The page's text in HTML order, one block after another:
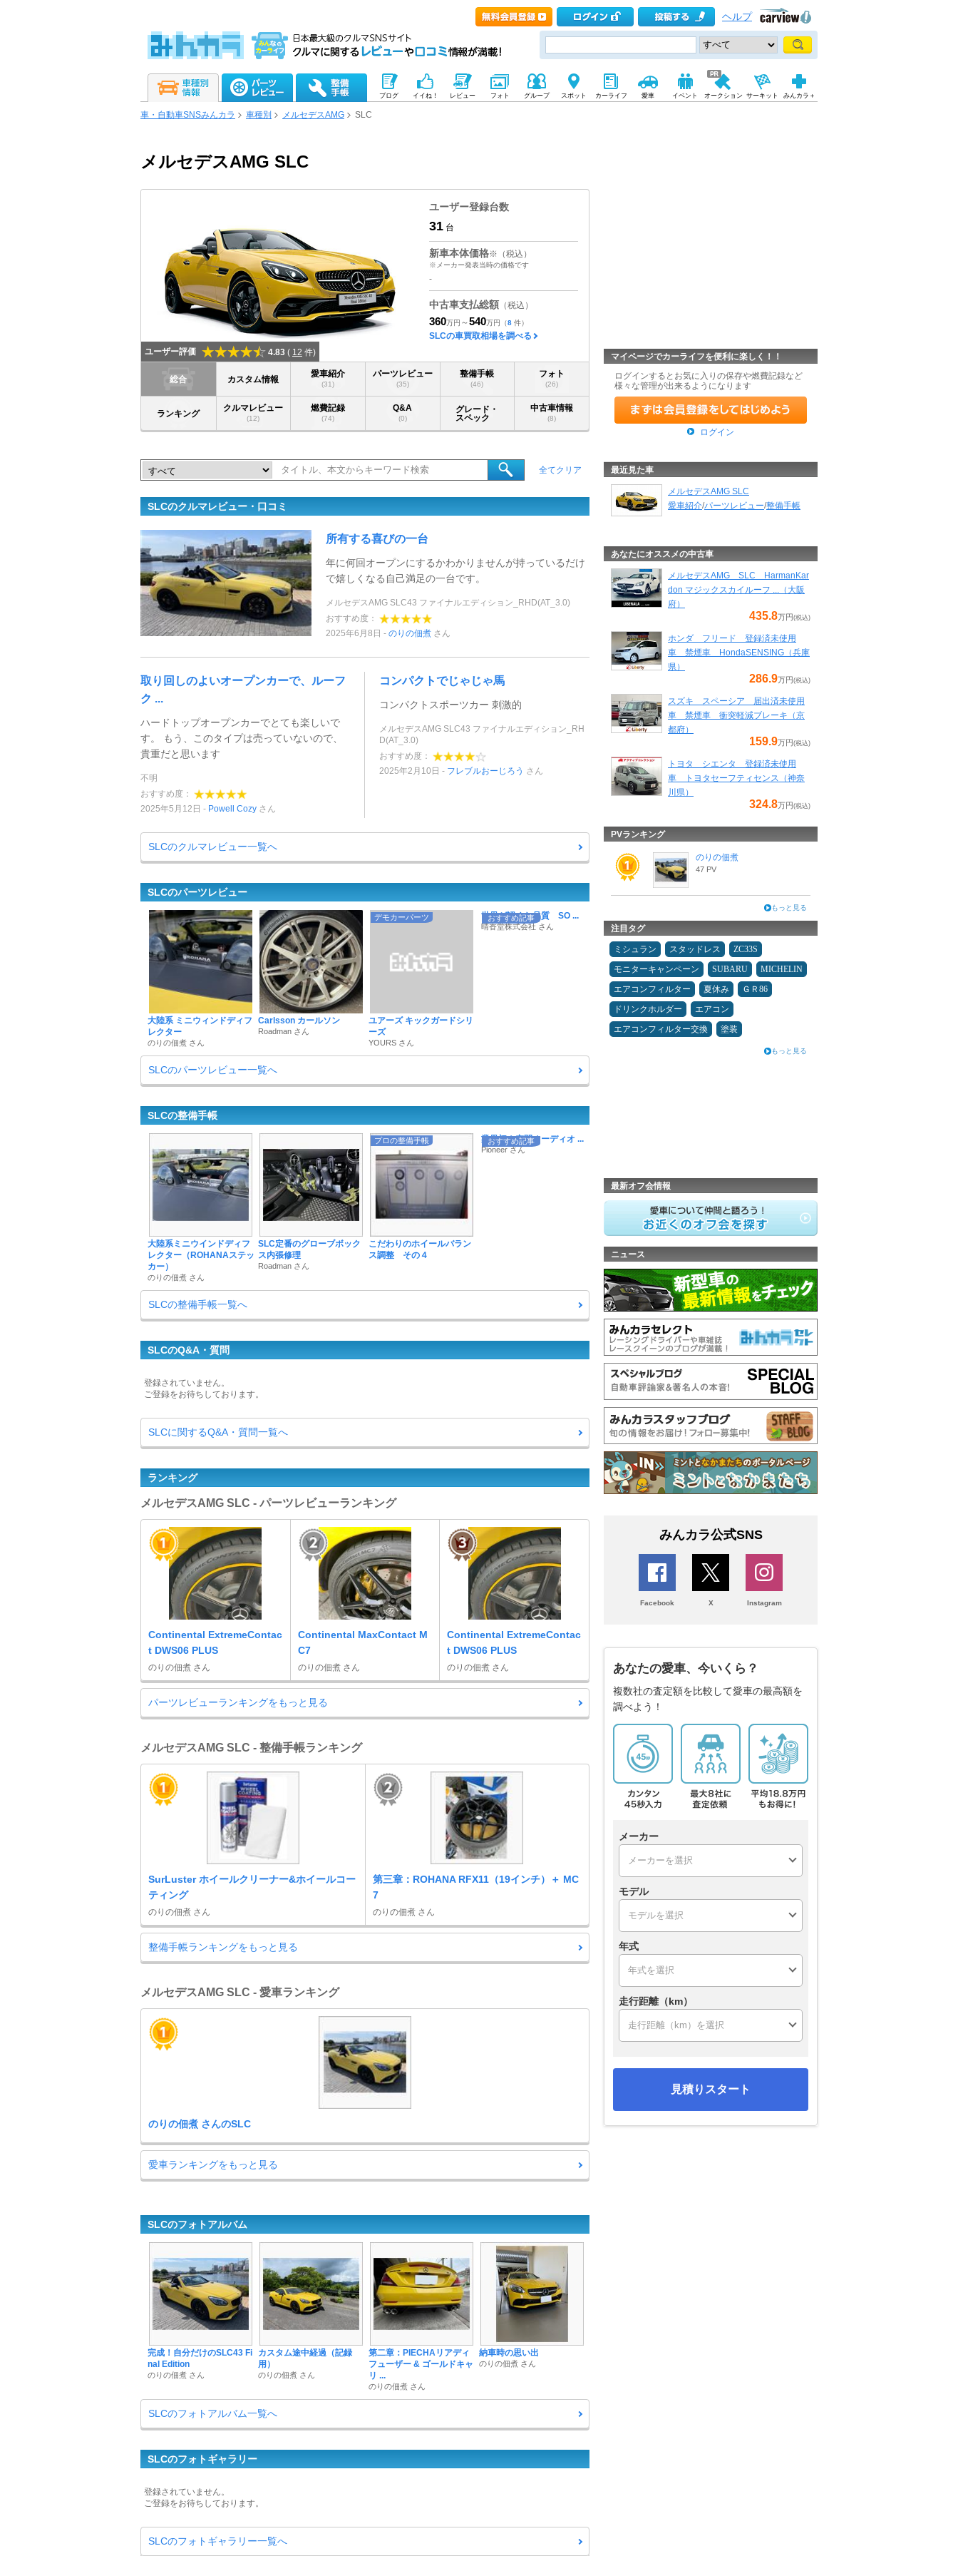
ヘルプ
ブログ イイね！ レビュー フォト グループ スポット カーライフ 愛車 イベント オークション サーキット みんカラ＋
車・自動車SNSみんカラ 車種別 メルセデスAMG SLC
メルセデスAMG SLC
ユーザー評価 4.83 ( 12 件)
ユーザー登録台数
31 台
新車本体価格※（税込）
※メーカー発表当時の価格です
-
中古車支払総額 （税込）
360万円 ～540万円 （8 件）
SLCの車買取相場を調べる
総合 カスタム情報
愛車紹介
(31)
パーツレビュー
(35)
整備手帳
(46)
フォト
(26)
ランキング
クルマレビュー
(12)
燃費記録
(74)
Q&A
(0)
グレード・
スペック
中古車情報
(8)
全てクリア
SLCのクルマレビュー・口コミ
所有する喜びの一台
年に何回オープンにするかわかりませんが持っているだけ
で嬉しくなる自己満足の一台です。
メルセデスAMG SLC43 ファイナルエディション_RHD(AT_3.0)
おすすめ度：
2025年6月8日
のりの佃煮 さん
取り回しのよいオープンカーで、ルーフ
ク ...
ハードトップオープンカーでとても楽しいで
す。 もう、このタイプは売っていないので、
貴重だと思います
不明
おすすめ度：
2025年5月12日
Powell Cozy さん
コンパクトでじゃじゃ馬
コンパクトスポーツカー 刺激的
メルセデスAMG SLC43 ファイナルエディション_RH
D(AT_3.0)
おすすめ度：
2025年2月10日
フレブルおーじろう さん
SLCのクルマレビュー一覧へ
SLCのパーツレビュー
大陸系 ミニウィンドディフ
レクター
のりの佃煮 さん
Carlsson カールソン
Roadman さん
デモカーパーツ
ユアーズ キックガードシリ
ーズ
YOURS さん
おすすめ記事
世界が認めた品質 SO ...
晴香堂株式会社 さん
SLCのパーツレビュー一覧へ
SLCの整備手帳
大陸系ミニウインドディフ
レクター（ROHANAステッ
カー）
のりの佃煮 さん
SLC定番のグローブボック
ス内張修理
Roadman さん
プロの整備手帳
こだわりのホイールバラン
ス調整 その４
おすすめ記事
業界初！空間オーディオ ...
Pioneer さん
SLCの整備手帳一覧へ
SLCのQ&A・質問
登録されていません。
ご登録をお待ちしております。
SLCに関するQ&A・質問一覧へ
ランキング
メルセデスAMG SLC - パーツレビューランキング
Continental ExtremeContac
t DWS06 PLUS
のりの佃煮 さん
Continental MaxContact M
C7
のりの佃煮 さん
Continental ExtremeContac
t DWS06 PLUS
のりの佃煮 さん
パーツレビューランキングをもっと見る
メルセデスAMG SLC - 整備手帳ランキング
SurLuster ホイールクリーナー&ホイールコー
ティング
のりの佃煮 さん
第三章：ROHANA RFX11（19インチ）＋ MC
7
のりの佃煮 さん
整備手帳ランキングをもっと見る
メルセデスAMG SLC - 愛車ランキング
のりの佃煮 さんのSLC
愛車ランキングをもっと見る
SLCのフォトアルバム
完成！自分だけのSLC43 Fi
nal Edition
のりの佃煮 さん
カスタム途中経過（記録
用）
のりの佃煮 さん
第二章：PIECHAリアディ
フューザー & ゴールドキャ
リ ...
のりの佃煮 さん
納車時の思い出
のりの佃煮 さん
SLCのフォトアルバム一覧へ
SLCのフォトギャラリー
登録されていません。
ご登録をお待ちしております。
SLCのフォトギャラリー一覧へ
マイページでカーライフを便利に楽しく！！
ログインするとお気に入りの保存や燃費記録など
様々な管理が出来るようになります
ログイン
最近見た車
メルセデスAMG SLC
愛車紹介/パーツレビュー/整備手帳
あなたにオススメの中古車
メルセデスAMG SLC HarmanKar
don マジックスカイルーフ ...（大阪
府）
435.8万円 (税込)
ホンダ フリード 登録済未使用
車 禁煙車 HondaSENSING（兵庫
県）
286.9万円 (税込)
スズキ スペーシア 届出済未使用
車 禁煙車 衝突軽減ブレーキ（京
都府）
159.9万円 (税込)
トヨタ シエンタ 登録済未使用
車 トヨタセーフティセンス（神奈
川県）
324.8万円 (税込)
PVランキング
のりの佃煮
47 PV
もっと見る
注目タグ
ミシュラン スタッドレス
ZC33S
モニターキャンペーン
SUBARU
MICHELIN
エアコンフィルター
夏休み
ＧＲ86
ドリンクホルダー
エアコン
エアコンフィルター交換
塗装
もっと見る
最新オフ会情報
ニュース
みんカラ公式SNS
Facebook X Instagram
あなたの愛車、今いくら？
複数社の査定額を比較して愛車の最高額を
調べよう！
メーカー
モデル
年式
走行距離（km）
見積りスタート